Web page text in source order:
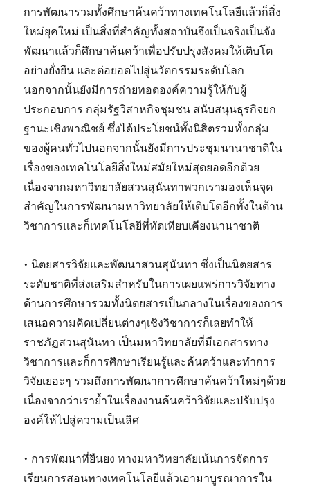
การพัฒนารวมทั้งศึกษาค้นคว้าทางเทคโนโลยีแล้วก็สิ่ง
ใหม่ยุคใหม่ เป็นสิ่งที่สำคัญทั้งสถาบันจึงเป็นจริงเป็นจัง
พัฒนาแล้วก็ศึกษาค้นคว้าเพื่อปรับปรุงสังคมให้เติบโต
อย่างยั่งยืน และต่อยอดไปสู่นวัตกรรมระดับโลก
นอกจากนั้นยังมีการถ่ายทอดองค์ความรู้ให้กับผู้
ประกอบการ กลุ่มรัฐวิสาหกิจชุมชน สนับสนุนธุรกิจยก
ฐานะเชิงพาณิชย์ ซึ่งได้ประโยชน์ทั้งนิสิตรวมทั้งกลุ่ม
ของผู้คนทั่วไปนอกจากนั้นยังมีการประชุมนานาชาติใน
เรื่องของเทคโนโลยีสิ่งใหม่สมัยใหม่สุดยอดอีกด้วย
เนื่องจากมหาวิทยาลัยสวนสุนันทาพวกเรามองเห็นจุด
สำคัญในการพัฒนามหาวิทยาลัยให้เติบโตอีกทั้งในด้าน
วิชาการและก็เทคโนโลยีที่ทัดเทียบเคียงนานาชาติ
• นิตยสารวิจัยและพัฒนาสวนสุนันทา ซึ่งเป็นนิตยสาร
ระดับชาติที่ส่งเสริมสำหรับในการเผยแพร่การวิจัยทาง
ด้านการศึกษารวมทั้งนิตยสารเป็นกลางในเรื่องของการ
เสนอความคิดเปลี่ยนต่างๆเชิงวิชาการก็เลยทำให้
ราชภัฏสวนสุนันทา เป็นมหาวิทยาลัยที่มีเอกสารทาง
วิชาการและก็การศึกษาเรียนรู้และค้นคว้าและทำการ
วิจัยเยอะๆ รวมถึงการพัฒนาการศึกษาค้นคว้าใหม่ๆด้วย
เนื่องจากว่าเราย้ำในเรื่องงานค้นคว้าวิจัยและปรับปรุง
องค์ให้ไปสู่ความเป็นเลิศ
• การพัฒนาที่ยืนยง ทางมหาวิทยาลัยเน้นการจัดการ
เรียนการสอนทางเทคโนโลยีแล้วเอามาบูรณาการใน